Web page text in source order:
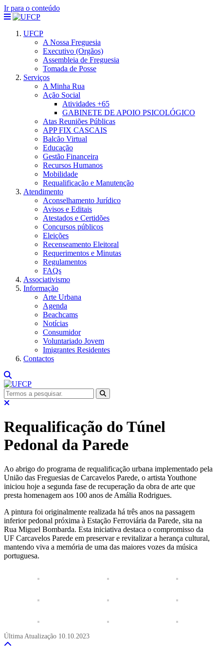
Ir para o conteúdo
UFCP
A Nossa Freguesia
Executivo (Orgãos)
Assembleia de Freguesia
Tomada de Posse
Serviços
A Minha Rua
Ação Social
Atividades +65
GABINETE DE APOIO PSICOLÓGICO
Atas Reuniões Públicas
APP FIX CASCAIS
Balcão Virtual
Educação
Gestão Financeira
Recursos Humanos
Mobilidade
Requalificação e Manutenção
Atendimento
Aconselhamento Jurídico
Avisos e Editais
Atestados e Certidões
Concursos públicos
Eleições
Recenseamento Eleitoral
Requerimentos e Minutas
Regulamentos
FAQs
Associativismo
Informação
Arte Urbana
Agenda
Beachcams
Notícias
Consumidor
Voluntariado Jovem
Imigrantes Residentes
Contactos
Requalificação do Túnel
Pedonal da Parede
Ao abrigo do programa de requalificação urbana implementado pela
União das Freguesias de Carcavelos Parede, o artista Youthone
iniciou hoje a segunda fase de recuperação da obra de arte que
presta homenagem aos 100 anos de Amália Rodrigues.
A pintura foi originalmente realizada há três anos na passagem
inferior pedonal próxima à Estação Ferroviária da Parede, sita na
Rua Miguel Bombarda. Esta iniciativa destaca o compromisso da
UF Carcavelos Parede em preservar e revitalizar a herança cultural,
mantendo viva a memória de uma das maiores vozes da música
portuguesa.
Última Atualização 10.10.2023